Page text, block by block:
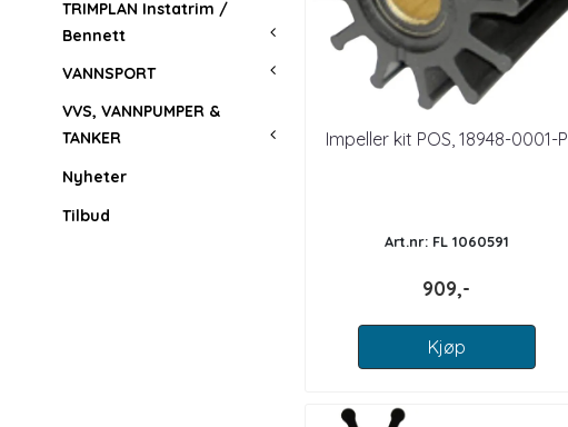
TRIMPLAN Instatrim /
Bennett
VANNSPORT
VVS, VANNPUMPER &
TANKER
Nyheter
Tilbud
Impeller kit POS, 18948-0001-P
Art.nr: FL 1060591
909,-
Kjøp